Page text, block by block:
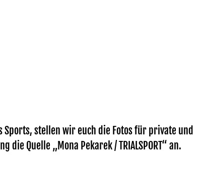
stellen wir euch die Fotos für private und
Quelle „Mona Pekarek / TRIALSPORT“ an.